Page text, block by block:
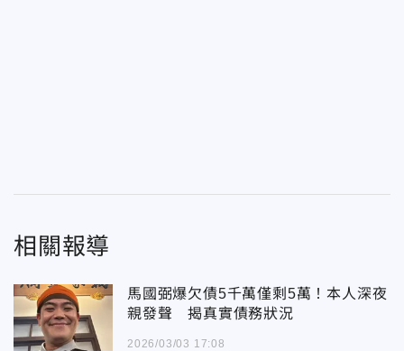
相關報導
馬國弼爆欠債5千萬僅剩5萬！本人深夜
親發聲 揭真實債務狀況
2026/03/03 17:08